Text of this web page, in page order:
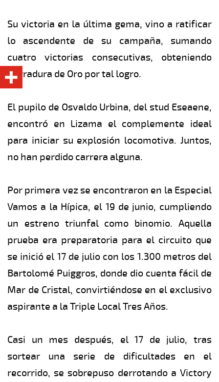
Su victoria en la última gema, vino a ratificar
lo ascendente de su campaña, sumando
cuatro victorias consecutivas, obteniendo
Herradura de Oro por tal logro.
El pupilo de Osvaldo Urbina, del stud Eseaene,
encontró en Lizama el complemente ideal
para iniciar su explosión locomotiva. Juntos,
no han perdido carrera alguna.
Por primera vez se encontraron en la Especial
Vamos a la Hípica, el 19 de junio, cumpliendo
un estreno triunfal como binomio. Aquella
prueba era preparatoria para el circuito que
se inició el 17 de julio con los 1.300 metros del
Bartolomé Puiggros, donde dio cuenta fácil de
Mar de Cristal, convirtiéndose en el exclusivo
aspirante a la Triple Local Tres Años.
Casi un mes después, el 17 de julio, tras
sortear una serie de dificultades en el
recorrido, se sobrepuso derrotando a Victory